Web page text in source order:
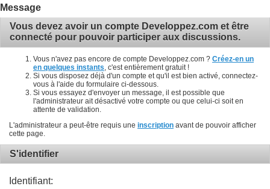
Message
Vous devez avoir un compte Developpez.com et être
connecté pour pouvoir participer aux discussions.
Vous n'avez pas encore de compte Developpez.com ? Créez-en un
en quelques instants , c'est entièrement gratuit !
Si vous disposez déjà d'un compte et qu'il est bien activé, connectez-
vous à l'aide du formulaire ci-dessous.
Si vous essayez d'envoyer un message, il est possible que
l'administrateur ait désactivé votre compte ou que celui-ci soit en
attente de validation.
L'administrateur a peut-être requis une inscription avant de pouvoir afficher
cette page.
S'identifier
Identifiant: